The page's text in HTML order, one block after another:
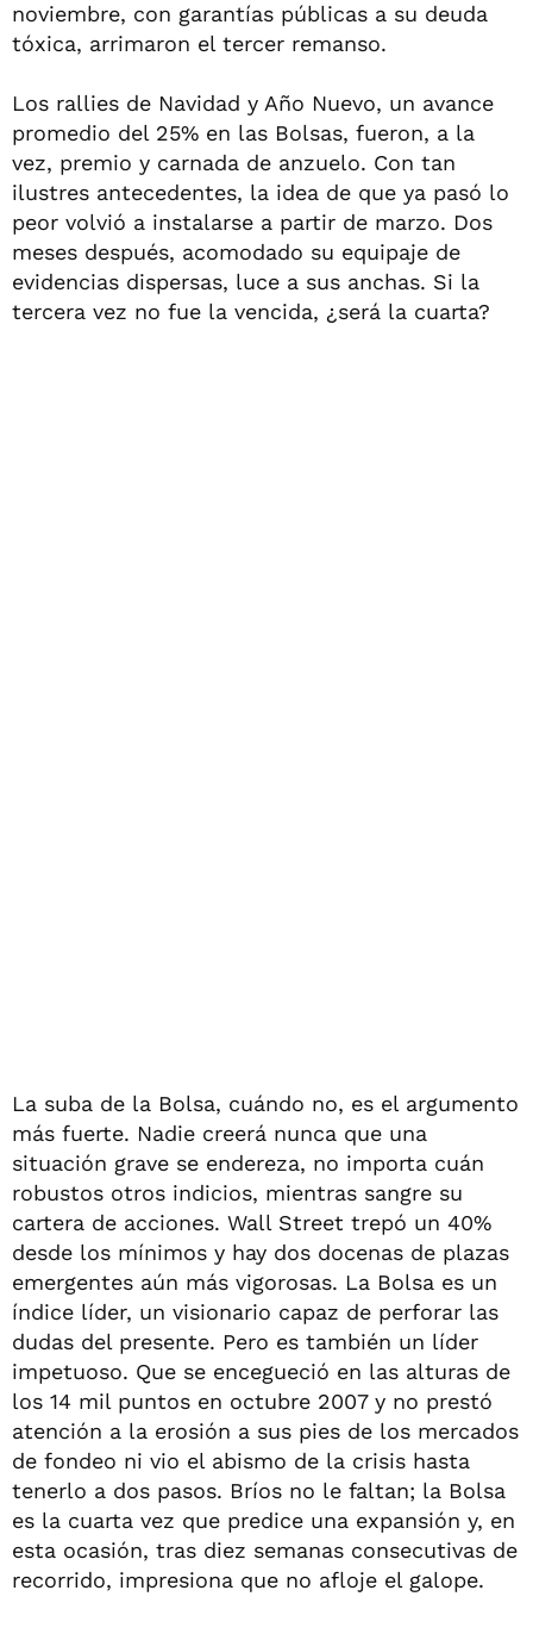
noviembre, con garantías públicas a su deuda
tóxica, arrimaron el tercer remanso.
Los rallies de Navidad y Año Nuevo, un avance
promedio del 25% en las Bolsas, fueron, a la
vez, premio y carnada de anzuelo. Con tan
ilustres antecedentes, la idea de que ya pasó lo
peor volvió a instalarse a partir de marzo. Dos
meses después, acomodado su equipaje de
evidencias dispersas, luce a sus anchas. Si la
tercera vez no fue la vencida, ¿será la cuarta?
La suba de la Bolsa, cuándo no, es el argumento
más fuerte. Nadie creerá nunca que una
situación grave se endereza, no importa cuán
robustos otros indicios, mientras sangre su
cartera de acciones. Wall Street trepó un 40%
desde los mínimos y hay dos docenas de plazas
emergentes aún más vigorosas. La Bolsa es un
índice líder, un visionario capaz de perforar las
dudas del presente. Pero es también un líder
impetuoso. Que se encegueció en las alturas de
los 14 mil puntos en octubre 2007 y no prestó
atención a la erosión a sus pies de los mercados
de fondeo ni vio el abismo de la crisis hasta
tenerlo a dos pasos. Bríos no le faltan; la Bolsa
es la cuarta vez que predice una expansión y, en
esta ocasión, tras diez semanas consecutivas de
recorrido, impresiona que no afloje el galope.